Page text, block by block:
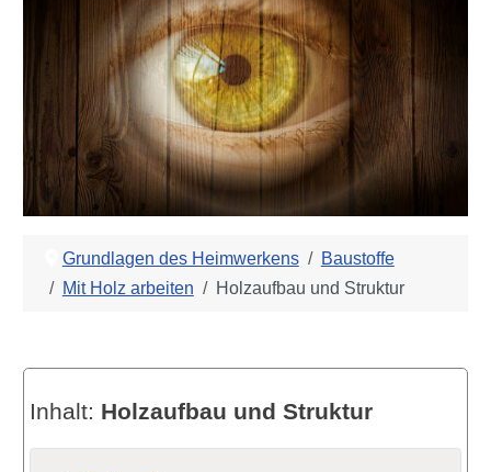
Grundlagen des Heimwerkens
Baustoffe
Mit Holz arbeiten
Holzaufbau und Struktur
Inhalt: Holzaufbau und Struktur